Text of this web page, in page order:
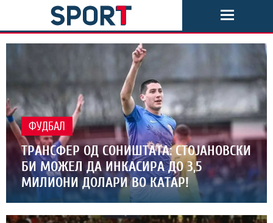
ФУДБАЛ
ТРАНСФЕР ОД СОНИШТАТА: СТОЈАНОВСКИ
БИ МОЖЕЛ ДА ИНКАСИРА ДО 3,5
МИЛИОНИ ДОЛАРИ ВО КАТАР!